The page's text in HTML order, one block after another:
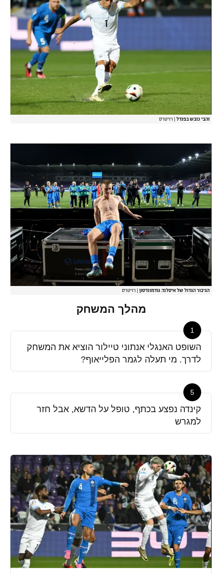
זהבי כובש בפנדל רויטרס
הגיבור הגדול של איסלנד. גודמונדסון רויטרס
מהלך המשחק
1
השופט האנגלי אנתוני טיילור הוציא את המשחק
לדרך. מי תעלה לגמר הפלייאוף?
5
קינדה נפצע בכתף, טופל על הדשא, אבל חזר
למגרש